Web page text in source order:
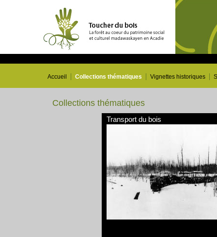
Accueil Collections thématiques Vignettes historiques
Collections thématiques
Transport du bois